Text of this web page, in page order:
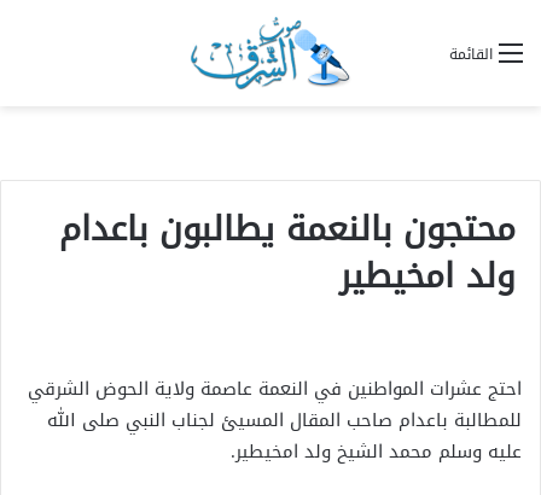
القائمة
محتجون بالنعمة يطالبون باعدام
ولد امخيطير
احتج عشرات المواطنين في النعمة عاصمة ولاية الحوض الشرقي
للمطالبة باعدام صاحب المقال المسيئ لجناب النبي صلى الله
عليه وسلم محمد الشيخ ولد امخيطير.